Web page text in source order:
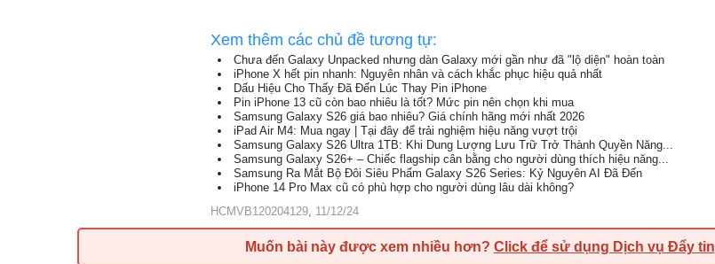
Xem thêm các chủ đề tương tự:
Chưa đến Galaxy Unpacked nhưng dàn Galaxy mới gần như đã "lộ diện" hoàn toàn
iPhone X hết pin nhanh: Nguyên nhân và cách khắc phục hiệu quả nhất
Dấu Hiệu Cho Thấy Đã Đến Lúc Thay Pin iPhone
Pin iPhone 13 cũ còn bao nhiêu là tốt? Mức pin nên chọn khi mua
Samsung Galaxy S26 giá bao nhiêu? Giá chính hãng mới nhất 2026
iPad Air M4: Mua ngay | Tại đây để trải nghiệm hiệu năng vượt trội
Samsung Galaxy S26 Ultra 1TB: Khi Dung Lượng Lưu Trữ Trở Thành Quyền Năng...
Samsung Galaxy S26+ – Chiếc flagship cân bằng cho người dùng thích hiệu năng...
Samsung Ra Mắt Bộ Đôi Siêu Phẩm Galaxy S26 Series: Kỷ Nguyên AI Đã Đến
iPhone 14 Pro Max cũ có phù hợp cho người dùng lâu dài không?
HCMVB120204129, 11/12/24
Muốn bài này được xem nhiều hơn? Click để sử dụng Dịch vụ Đẩy tin